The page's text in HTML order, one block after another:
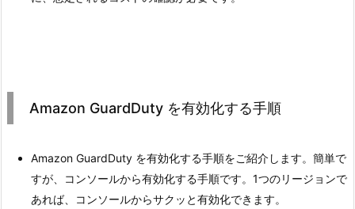
Amazon GuardDuty を有効化する手順
Amazon GuardDuty を有効化する手順をご紹介します。簡単で
すが、コンソールから有効化する手順です。1つのリージョンで
あれば、コンソールからサクッと有効化できます。